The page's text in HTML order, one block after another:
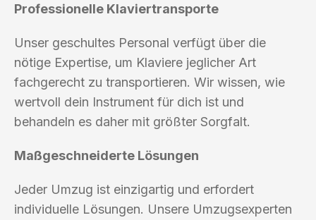
Professionelle Klaviertransporte
Unser geschultes Personal verfügt über die
nötige Expertise, um Klaviere jeglicher Art
fachgerecht zu transportieren. Wir wissen, wie
wertvoll dein Instrument für dich ist und
behandeln es daher mit größter Sorgfalt.
Maßgeschneiderte Lösungen
Jeder Umzug ist einzigartig und erfordert
individuelle Lösungen. Unsere Umzugsexperten